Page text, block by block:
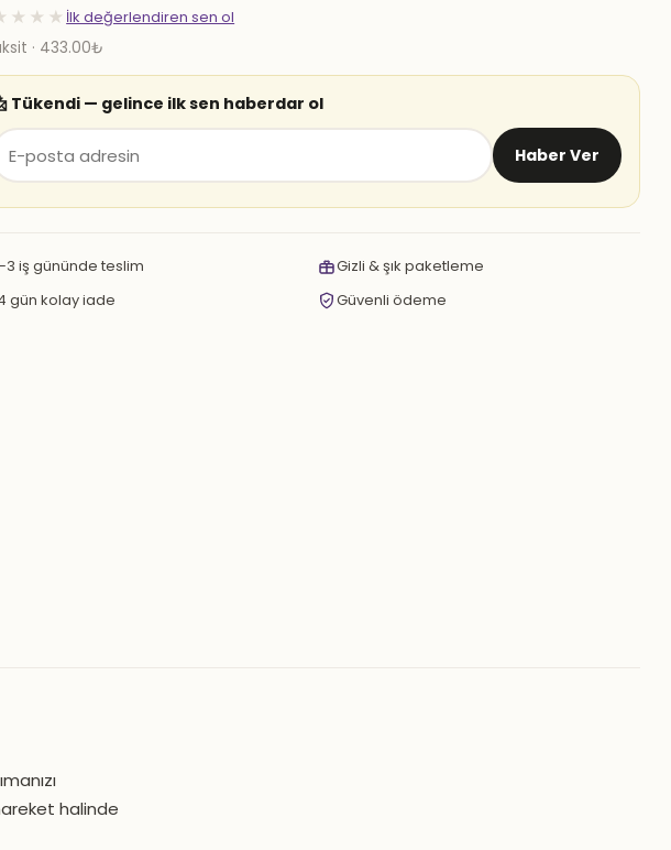
İlk değerlendiren sen ol
· 433.00₺
Tükendi — gelince ilk sen haberdar ol
Haber Ver
iş gününde teslim
Gizli & şık paketleme
gün kolay iade
Güvenli ödeme
halinde